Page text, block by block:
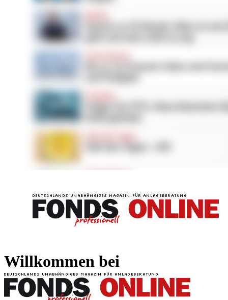
Willkommen bei